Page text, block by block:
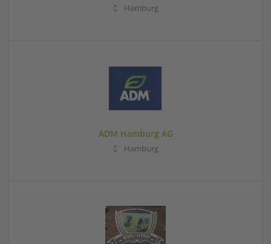
Hamburg
ADM Hamburg AG
Hamburg